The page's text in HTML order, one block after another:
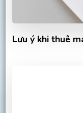
Lưu ý khi thuê